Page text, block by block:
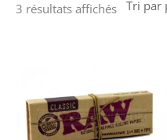
3 résultats affichés